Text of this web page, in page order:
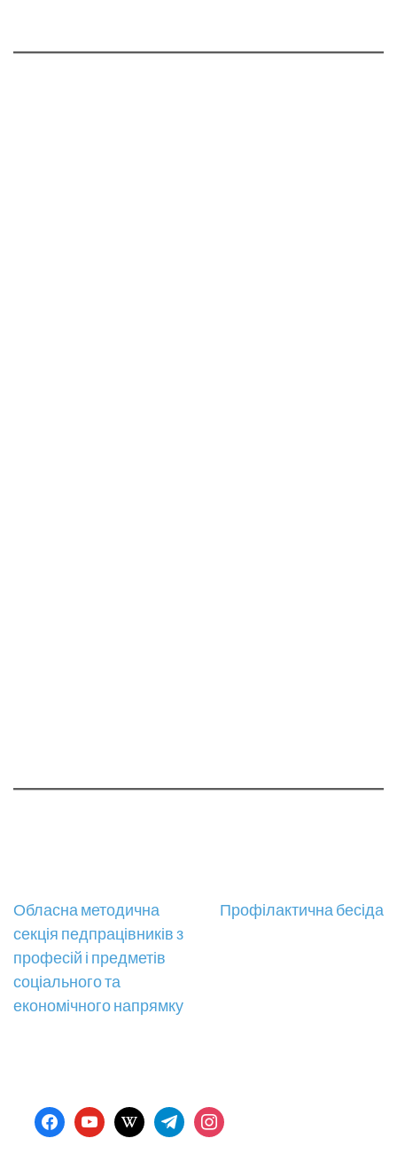
Навігація
записів
Обласна методична
секція педпрацівників з
професій і предметів
соціального та
економічного напрямку
Профілактична бесіда
facebookyoutubewikipediatelegraminstagram